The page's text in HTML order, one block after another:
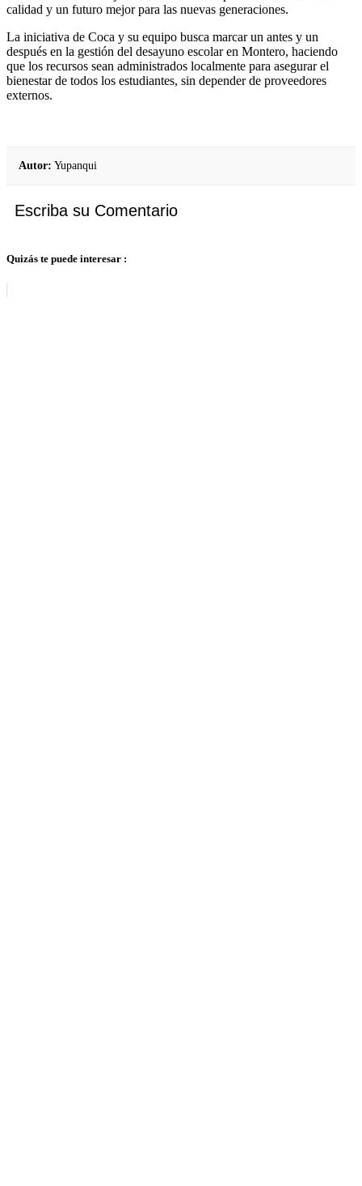
calidad y un futuro mejor para las nuevas generaciones.
La iniciativa de Coca y su equipo busca marcar un antes y un
después en la gestión del desayuno escolar en Montero, haciendo
que los recursos sean administrados localmente para asegurar el
bienestar de todos los estudiantes, sin depender de proveedores
externos.
Autor: Yupanqui
Escriba su Comentario
Quizás te puede interesar :